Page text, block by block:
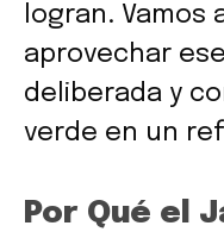
logran. Vamos
aprovechar
deliberada y
verde en un
Por Qué el